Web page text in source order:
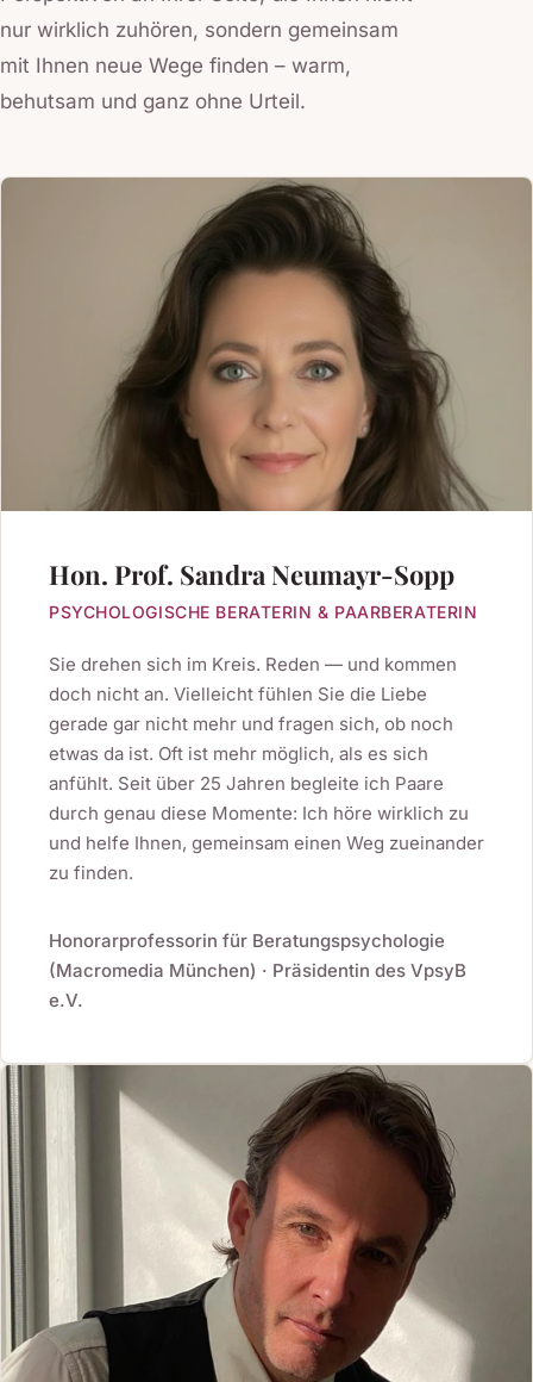
nur wirklich zuhören, sondern gemeinsam
mit Ihnen neue Wege finden – warm,
behutsam und ganz ohne Urteil.
Hon. Prof. Sandra Neumayr-Sopp
PSYCHOLOGISCHE BERATERIN & PAARBERATERIN
Sie drehen sich im Kreis. Reden — und kommen
doch nicht an. Vielleicht fühlen Sie die Liebe
gerade gar nicht mehr und fragen sich, ob noch
etwas da ist. Oft ist mehr möglich, als es sich
anfühlt. Seit über 25 Jahren begleite ich Paare
durch genau diese Momente: Ich höre wirklich zu
und helfe Ihnen, gemeinsam einen Weg zueinander
zu finden.
Honorarprofessorin für Beratungspsychologie
(Macromedia München) · Präsidentin des VpsyB
e.V.